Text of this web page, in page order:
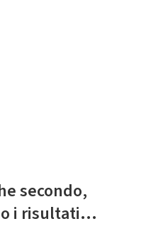
secondo,
i risultati...